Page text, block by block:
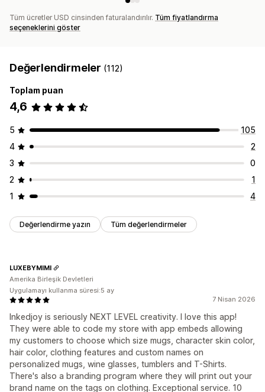
Tüm ücretler USD cinsinden faturalandırılır. Tüm fiyatlandırma
seçeneklerini göster
Değerlendirmeler (112)
Toplam puan
4,6
5
105
4
2
3
0
2
1
1
4
Değerlendirme yazın Tüm değerlendirmeler
7 Nisan 2026
Inkedjoy is seriously NEXT LEVEL creativity. I love this app!
They were able to code my store with app embeds allowing
my customers to choose which size mugs, character skin color,
hair color, clothing features and custom names on
personalized mugs, wine glasses, tumblers and T-Shirts.
There's also a branding program where they will print out your
brand name on the tags on clothing. Exceptional service. 10
LUXEBYMIMI
Amerika Birleşik Devletleri
Uygulamayı kullanma süresi:5 ay